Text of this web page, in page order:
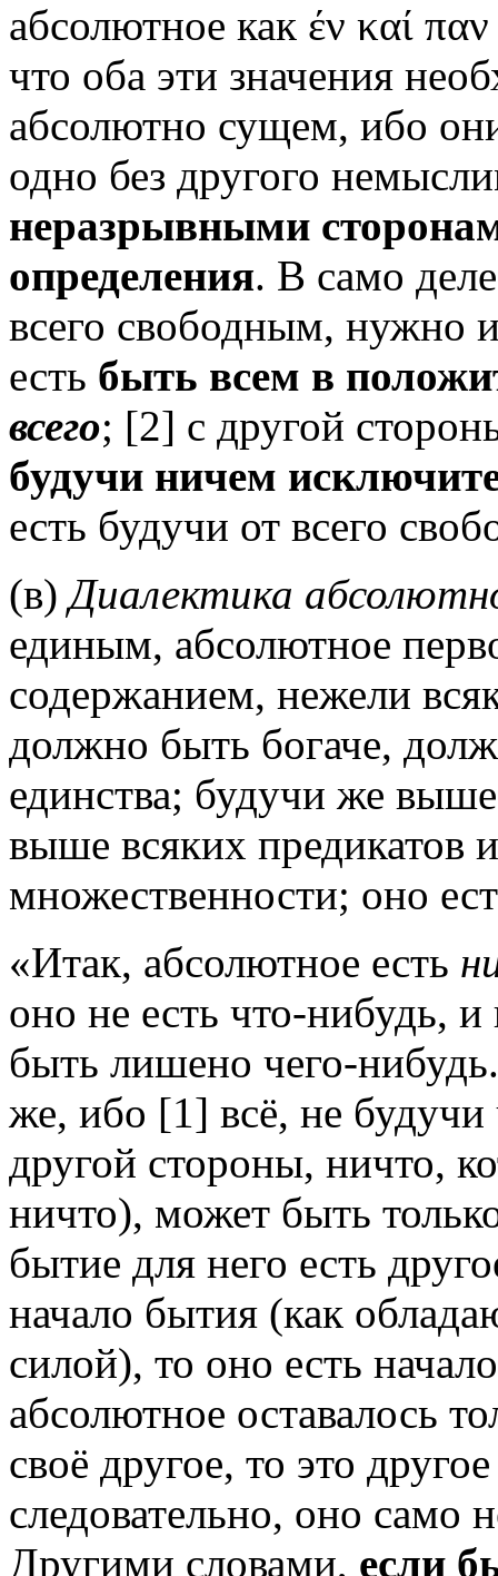
абсолютное как έν καί παν
что оба эти значения
абсолютно сущем, ибо
одно без другого
неразрывными
определения. В само
всего свободным, нужно
есть быть всем в
всего; [2] с другой
будучи ничем
есть будучи от всего
(в) Диалектика
единым, абсолютное
содержанием, нежели
должно быть богаче,
единства; будучи же
выше всяких предикатов
множественности; оно
«Итак, абсолютное есть
оно не есть что-нибудь,
быть лишено чего-
же, ибо [1] всё, не
другой стороны, ничто,
ничто), может быть
бытие для него есть
начало бытия (как
силой), то оно есть
абсолютное оставалось
своё другое, то это
следовательно, оно
Другими словами, если